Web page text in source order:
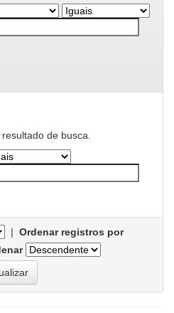
de busca.
| Ordenar registros por